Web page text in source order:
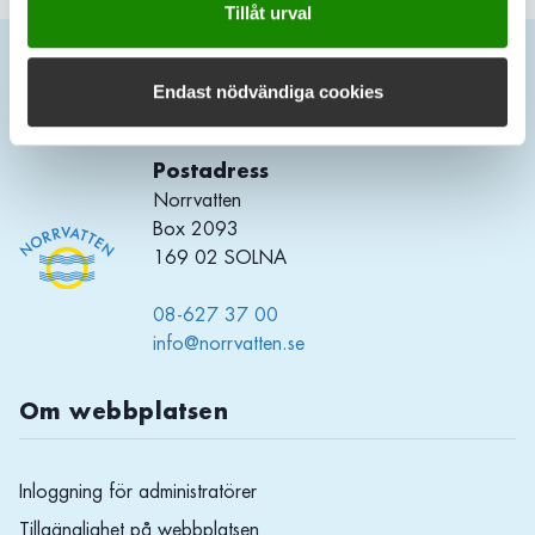
Tillåt urval
Endast nödvändiga cookies
Postadress
Norrvatten
Box 2093
169 02 SOLNA
08-627 37 00
info@norrvatten.se
Om webbplatsen
Inloggning för administratörer
Tillgänglighet på webbplatsen